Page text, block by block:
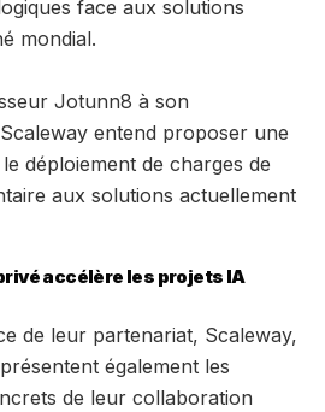
face aux solutions
mondial.
Jotunn8 à son
entend proposer une
déploiement de charges de
aux solutions actuellement
accélère les projets IA
de leur partenariat, Scaleway,
également les
de leur collaboration